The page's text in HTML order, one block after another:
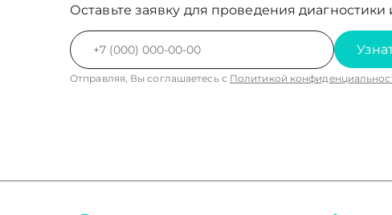
Оставьте заявку для проведения диагностики
Отправляя, Вы соглашаетесь с Политикой